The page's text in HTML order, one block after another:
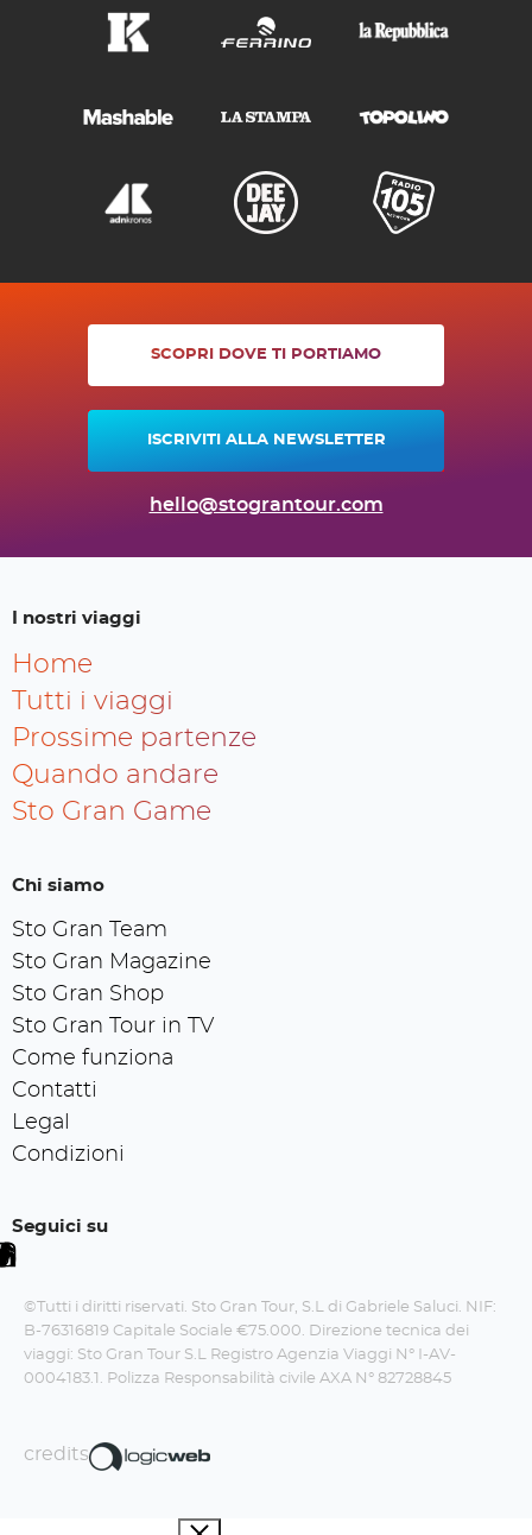
SCOPRI DOVE TI PORTIAMO
ISCRIVITI ALLA NEWSLETTER
hello@stograntour.com
I nostri viaggi
Home
Tutti i viaggi
Prossime partenze
Quando andare
Sto Gran Game
Chi siamo
Sto Gran Team
Sto Gran Magazine
Sto Gran Shop
Sto Gran Tour in TV
Come funziona
Contatti
Legal
Condizioni
Seguici su
©Tutti i diritti riservati. Sto Gran Tour, S.L di Gabriele Saluci. NIF:
B-76316819 Capitale Sociale €75.000. Direzione tecnica dei
viaggi: Sto Gran Tour S.L Registro Agenzia Viaggi N° I-AV-
0004183.1. Polizza Responsabilità civile AXA N° 82728845
credits